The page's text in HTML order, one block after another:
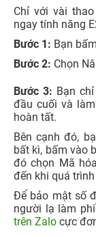
Chỉ với vài
ngay tính năng
Bước 1: Bạn
Bước 2: Chọn
Bước 3: Bạn
đầu cuối và
hoàn tất.
Bên cạnh đó,
bất kì, bấm vào
đó chọn Mã
đến khi quá
Để bảo mật số
người lạ làm
trên Zalo cực